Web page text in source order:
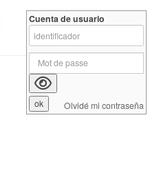
Cuenta de usuario
Olvidé mi contraseña